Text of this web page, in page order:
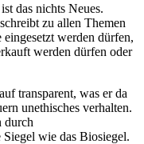
das nichts Neues.
zu allen Themen
werden dürfen,
werden dürfen oder
transparent, was er da
unethisches verhalten.
durch
wie das Biosiegel.